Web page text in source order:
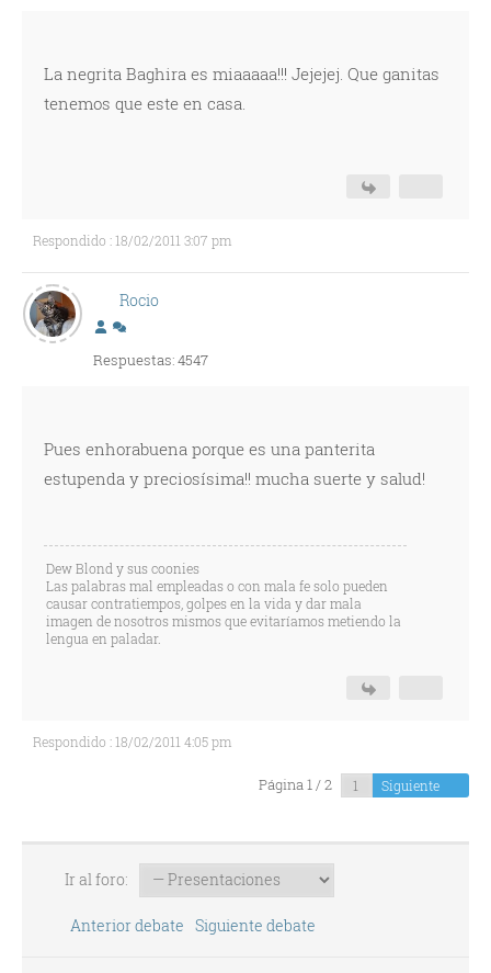
La negrita Baghira es miaaaaa!!! Jejejej. Que ganitas
tenemos que este en casa.
Respondido : 18/02/2011 3:07 pm
Rocio
Respuestas: 4547
Pues enhorabuena porque es una panterita
estupenda y preciosísima!! mucha suerte y salud!
Dew Blond y sus coonies
Las palabras mal empleadas o con mala fe solo pueden
causar contratiempos, golpes en la vida y dar mala
imagen de nosotros mismos que evitaríamos metiendo la
lengua en paladar.
Respondido : 18/02/2011 4:05 pm
Página 1 / 2 Siguiente
Ir al foro:
Anterior debate Siguiente debate